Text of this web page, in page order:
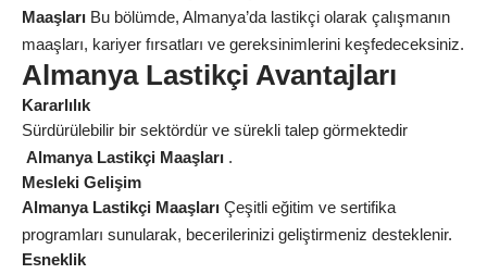
Maaşları Bu bölümde, Almanya’da lastikçi olarak çalışmanın
maaşları, kariyer fırsatları ve gereksinimlerini keşfedeceksiniz.
Almanya Lastikçi Avantajları
Kararlılık
Sürdürülebilir bir sektördür ve sürekli talep görmektedir
Almanya Lastikçi Maaşları .
Mesleki Gelişim
Almanya Lastikçi Maaşları Çeşitli eğitim ve sertifika
programları sunularak, becerilerinizi geliştirmeniz desteklenir.
Esneklik